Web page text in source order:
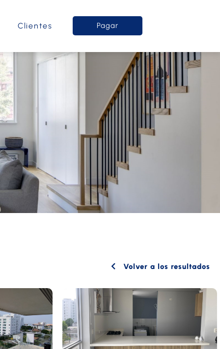
Clientes Pagar
Volver a los resultados